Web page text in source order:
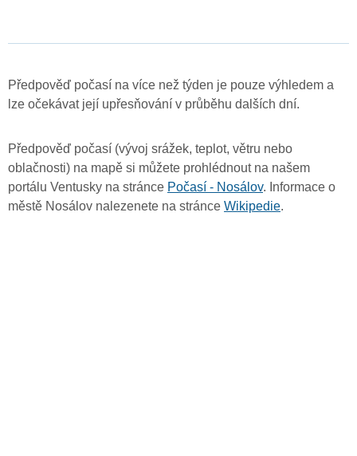
Předpověď počasí na více než týden je pouze výhledem a
lze očekávat její upřesňování v průběhu dalších dní.
Předpověď počasí (vývoj srážek, teplot, větru nebo
oblačnosti) na mapě si můžete prohlédnout na našem
portálu Ventusky na stránce Počasí - Nosálov. Informace o
městě Nosálov nalezenete na stránce Wikipedie.